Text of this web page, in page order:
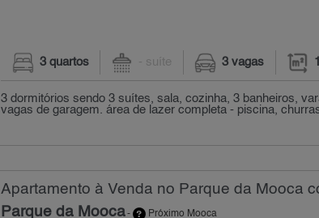
3 quartos - suíte 3 vagas
3 dormitórios sendo 3 suítes, sala, cozinha, 3 banheiros,
vagas de garagem. área de lazer completa - piscina,
Apartamento à Venda no Parque da Mooca
Parque da Mooca- Próximo Mooca